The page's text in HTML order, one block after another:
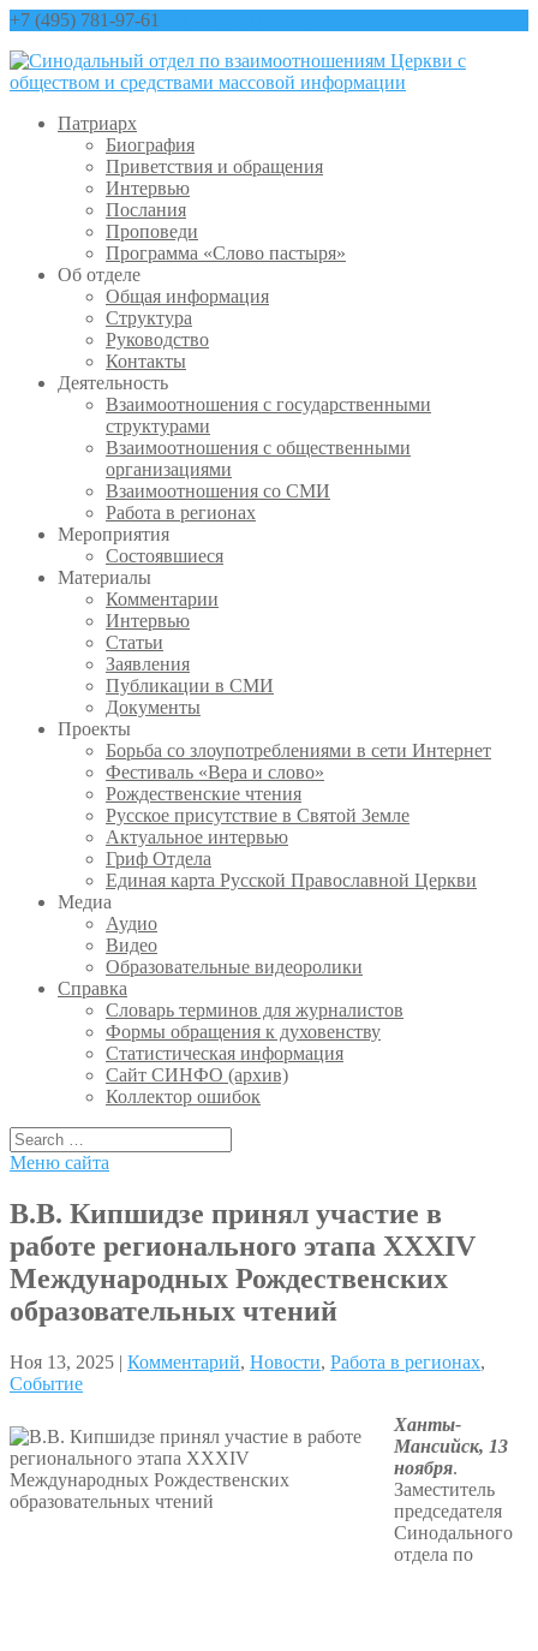
+7 (495) 781-97-61
Патриарх
Биография
Приветствия и обращения
Интервью
Послания
Проповеди
Программа «Слово пастыря»
Об отделе
Общая информация
Структура
Руководство
Контакты
Деятельность
Взаимоотношения с государственными
структурами
Взаимоотношения с общественными
организациями
Взаимоотношения со СМИ
Работа в регионах
Мероприятия
Состоявшиеся
Материалы
Комментарии
Интервью
Статьи
Заявления
Публикации в СМИ
Документы
Проекты
Борьба со злоупотреблениями в сети Интернет
Фестиваль «Вера и слово»
Рождественские чтения
Русское присутствие в Святой Земле
Актуальное интервью
Гриф Отдела
Единая карта Русской Православной Церкви
Медиа
Аудио
Видео
Образовательные видеоролики
Справка
Словарь терминов для журналистов
Формы обращения к духовенству
Статистическая информация
Сайт СИНФО (архив)
Коллектор ошибок
Меню сайта
В.В. Кипшидзе принял участие в
работе регионального этапа XXXIV
Международных Рождественских
образовательных чтений
Ноя 13, 2025 | Комментарий, Новости, Работа в регионах,
Событие
Ханты-
Мансийск, 13
ноября.
Заместитель
председателя
Синодального
отдела по